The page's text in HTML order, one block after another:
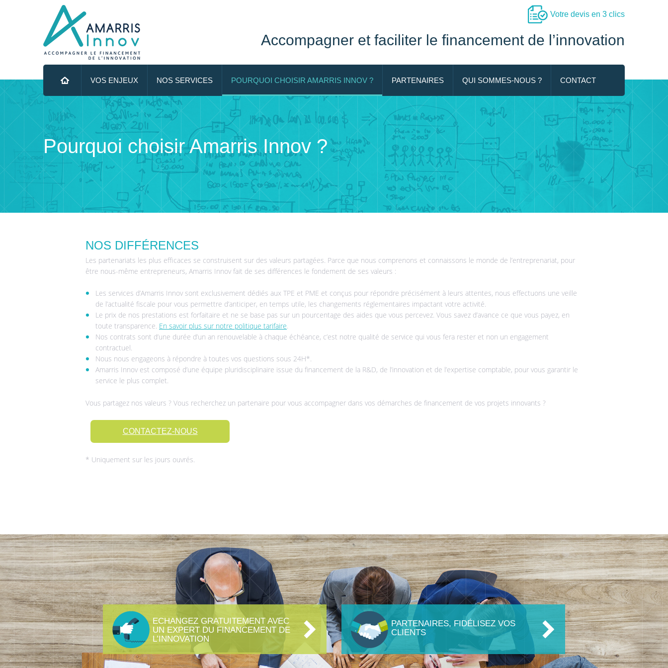
Votre devis en 3 clics
Accompagner et faciliter le financement de l’innovation
ALLER AU CONTENU PRINCIPAL
VOS ENJEUX NOS SERVICES POURQUOI CHOISIR AMARRIS INNOV ? PARTENAIRES QUI SOMMES-NOUS ? CONTACT
Pourquoi choisir Amarris Innov ?
NOS DIFFÉRENCES
Les partenariats les plus efficaces se construisent sur des valeurs partagées. Parce que nous comprenons et connaissons le monde de l’entreprenariat, pour
être nous-même entrepreneurs, Amarris Innov fait de ses différences le fondement de ses valeurs :
Les services d’Amarris Innov sont exclusivement dédiés aux TPE et PME et conçus pour répondre précisément à leurs attentes, nous effectuons une veille
de l’actualité fiscale pour vous permettre d’anticiper, en temps utile, les changements réglementaires impactant votre activité.
Le prix de nos prestations est forfaitaire et ne se base pas sur un pourcentage des aides que vous percevez. Vous savez d’avance ce que vous payez, en
toute transparence. En savoir plus sur notre politique tarifaire.
Nos contrats sont d’une durée d’un an renouvelable à chaque échéance, c’est notre qualité de service qui vous fera rester et non un engagement
contractuel.
Nous nous engageons à répondre à toutes vos questions sous 24H*.
Amarris Innov est composé d’une équipe pluridisciplinaire issue du financement de la R&D, de l’innovation et de l’expertise comptable, pour vous garantir le
service le plus complet.
Vous partagez nos valeurs ? Vous recherchez un partenaire pour vous accompagner dans vos démarches de financement de vos projets innovants ?
CONTACTEZ-NOUS
* Uniquement sur les jours ouvrés.
ECHANGEZ GRATUITEMENT AVEC
UN EXPERT DU FINANCEMENT DE
L’INNOVATION
PARTENAIRES, FIDÉLISEZ VOS
CLIENTS